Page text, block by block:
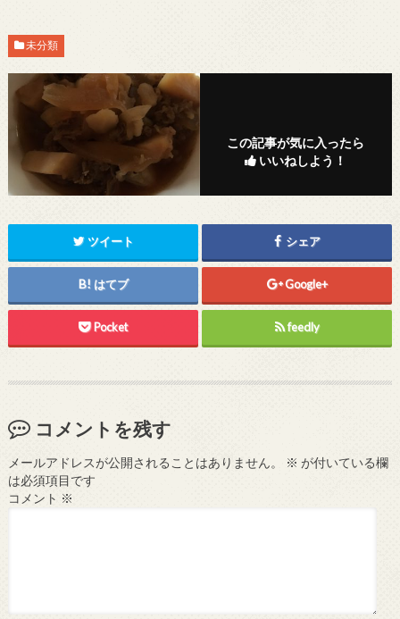
未分類
この記事が気に入ったら
いいねしよう！
ツイート シェア
はてブ Google+
Pocket feedly
コメントを残す
メールアドレスが公開されることはありません。 ※ が付いている欄
は必須項目です
コメント ※